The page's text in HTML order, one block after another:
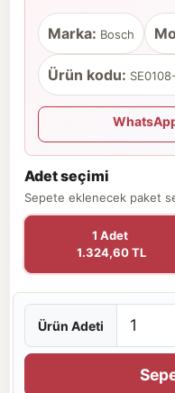
Marka: Bosch
Ürün kodu:
Adet seçimi
Sepete eklenecek paket
1 Adet
1.324,60 TL
Ürün Adeti